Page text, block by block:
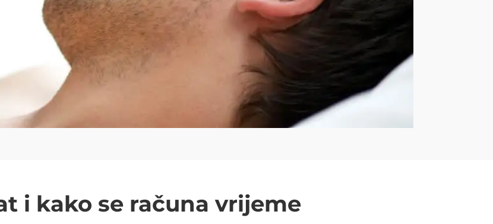
i kako se računa vrijeme